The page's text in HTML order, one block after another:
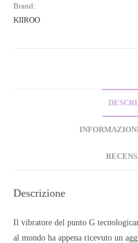
Brand:
KIIROO
Descrizione
Il vibratore del punto G
al mondo ha appena ricevuto un